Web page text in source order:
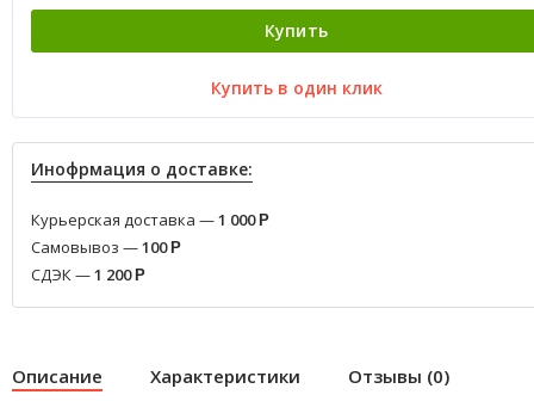
Купить
Купить в один клик
Инофрмация о доставке:
Курьерская доставка —1 000 Р
Самовывоз —100 Р
СДЭК —1 200 Р
Описание Характеристики Отзывы (0)